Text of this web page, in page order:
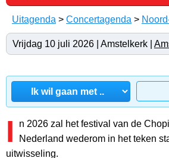
Uitagenda > Concertagenda >
Vrijdag 10 juli 2026 | Amstelkerk |
I
n 2026 zal het festival van de
Nederland wederom in het teken
uitwisseling.